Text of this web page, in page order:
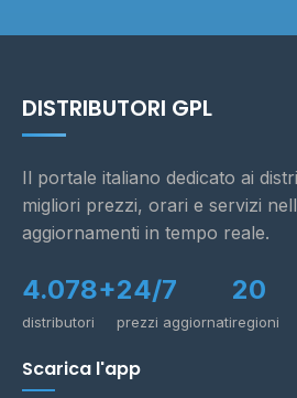
DISTRIBUTORI GPL
Il portale italiano dedicato ai
migliori prezzi, orari e servizi
aggiornamenti in tempo reale.
4.078+
distributori
24/7
prezzi aggiornati
20
regioni
Scarica l'app